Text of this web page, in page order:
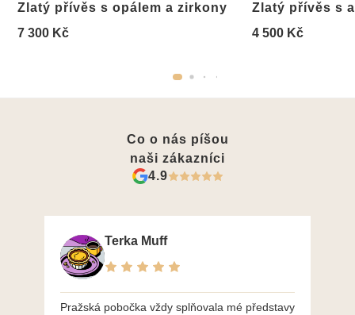
Zlatý přívěs s opálem a zirkony
7 300 Kč
Zlatý přívěs s
4 500 Kč
Co o nás píšou
naši zákazníci
4.9
Terka Muff
Pražská pobočka vždy splňovala mé představy